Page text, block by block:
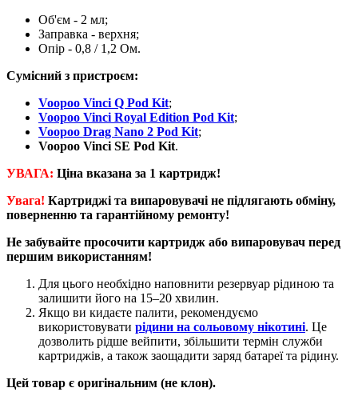
Об'єм - 2 мл;
Заправка - верхня;
Опір - 0,8 / 1,2 Ом.
Сумісний з пристроєм:
Voopoo Vinci Q Pod Kit;
Voopoo Vinci Royal Edition Pod Kit;
Voopoo Drag Nano 2 Pod Kit;
Voopoo Vinci SE Pod Kit.
УВАГА: Ціна вказана за 1 картридж!
Увага! Картриджі та випаровувачі не підлягають обміну,
поверненню та гарантійному ремонту!
Не забувайте просочити картридж або випаровувач перед
першим використанням!
Для цього необхідно наповнити резервуар рідиною та
залишити його на 15–20 хвилин.
Якщо ви кидаєте палити, рекомендуємо
використовувати рідини на сольовому нікотині. Це
дозволить рідше вейпити, збільшити термін служби
картриджів, а також заощадити заряд батареї та рідину.
Цей товар є оригінальним (не клон).